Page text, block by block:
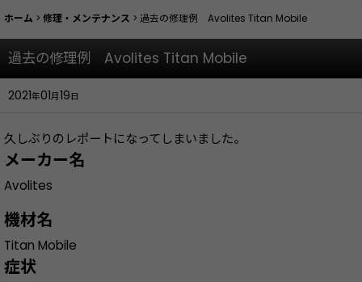
ホーム > 修理・メンテナンス > 過去の修理例 Avolites Titan Mobile
過去の修理例 Avolites Titan Mobile
2021年01月19日
久しぶりのレポートになってしまいました。
メーカー名
Avolites
機材名
Titan Mobile
症状